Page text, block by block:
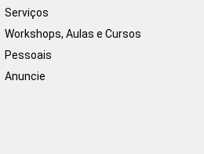
Serviços
Workshops, Aulas e Cursos
Pessoais
Anuncie